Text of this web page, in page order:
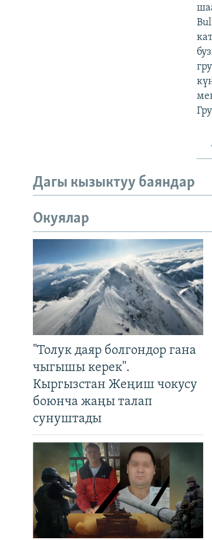
Дагы кызыктуу баяндар
Окуялар
"Толук даяр болгондор гана
чыгышы керек".
Кыргызстан Жеңиш чокусу
боюнча жаңы талап
сунуштады